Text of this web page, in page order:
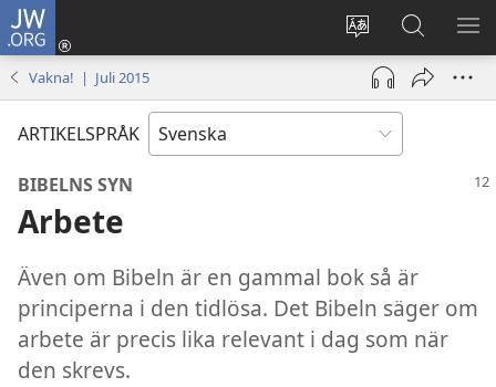
JW.ORG
Ändra
webbplatsens
språk
Logga
(öppnar
fönster)
Sök
på
jw.org
Vakna! | Juli 2015
ARTIKELSPRÅK
BIBELNS SYN
Arbete
Även om Bibeln är en gammal bok så är
principerna i den tidlösa. Det Bibeln säger om
arbete är precis lika relevant i dag som när
den skrevs.